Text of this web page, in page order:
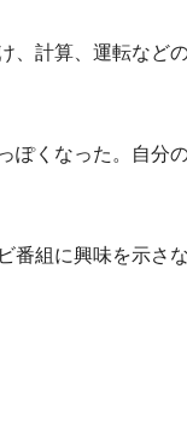
計算、運転など
ぽくなった。自分
番組に興味を示さ